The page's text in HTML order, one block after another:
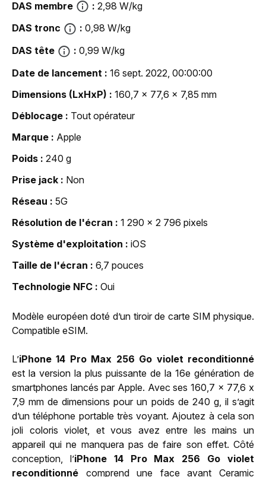
DAS membre
2,98 W/kg
DAS tronc
0,98 W/kg
DAS tête
0,99 W/kg
Date de lancement
16 sept. 2022, 00:00:00
Dimensions (LxHxP)
160,7 x 77,6 x 7,85 mm
Déblocage
Tout opérateur
Marque
Apple
Poids
240 g
Prise jack
Non
Réseau
5G
Résolution de l'écran
1 290 x 2 796 pixels
Système d'exploitation
iOS
Taille de l'écran
6,7 pouces
Technologie NFC
Oui
Modèle européen doté d’un tiroir de carte SIM physique.
Compatible eSIM.
L’iPhone 14 Pro Max 256 Go violet reconditionné
est la version la plus puissante de la 16e génération de
smartphones lancés par Apple. Avec ses 160,7 x 77,6 x
7,9 mm de dimensions pour un poids de 240 g, il s’agit
d’un téléphone portable très voyant. Ajoutez à cela son
joli coloris violet, et vous avez entre les mains un
appareil qui ne manquera pas de faire son effet. Côté
conception, l’iPhone 14 Pro Max 256 Go violet
reconditionné comprend une face avant Ceramic